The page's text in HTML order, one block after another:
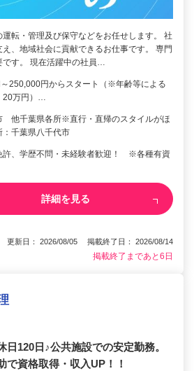
運転・管理及び保守などをお任せします。 社
、地域社会に貢献できるお仕事です。 専門
す。 現在活躍中の社員…
250,000円からスタート（※年齢等による
20万円）…
他千葉県各所※直行・直帰のスタイルがほ
千葉県八千代市
許、学歴不問・未経験者歓迎！ ※各種有資
詳細を見る
更新日： 2026/08/05 掲載終了日： 2026/08/14
掲載終了まであと6日
日120日♪公共施設での安定勤務。
で資格取得・収入UP！！